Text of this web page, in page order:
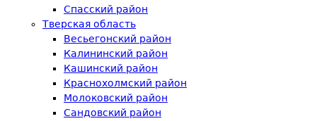
Спасский район
Тверская область
Весьегонский район
Калининский район
Кашинский район
Краснохолмский район
Молоковский район
Сандовский район